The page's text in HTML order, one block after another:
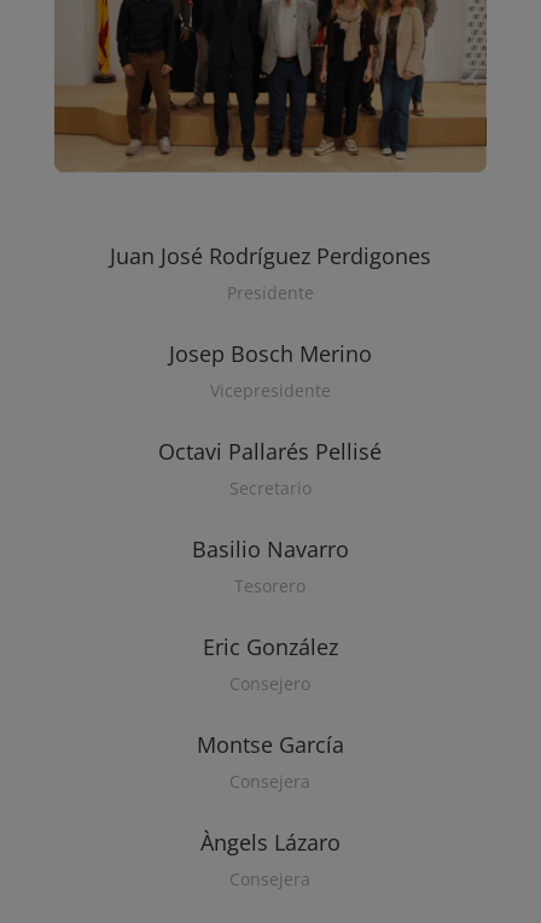
Juan José Rodríguez Perdigones
Presidente
Josep Bosch Merino
Vicepresidente
Octavi Pallarés Pellisé
Secretario
Basilio Navarro
Tesorero
Eric González
Consejero
Montse García
Consejera
Àngels Lázaro
Consejera